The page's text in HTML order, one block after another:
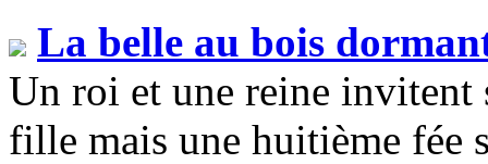
La belle au bois
Un roi et une reine invitent
fille mais une huitième fée